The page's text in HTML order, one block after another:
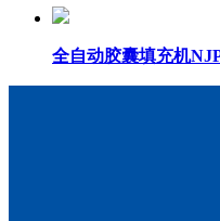
全自动胶囊填充机